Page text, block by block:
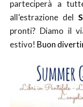
parteciperà a
all’estrazione del
pronti? Diamo il
estivo! Buon